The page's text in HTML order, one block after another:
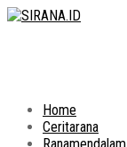
Home
Ceritarana